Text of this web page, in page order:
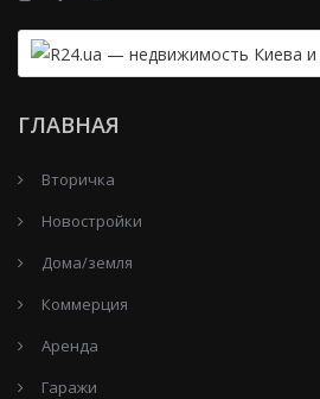
ГЛАВНАЯ
Вторичка
Новостройки
Дома/земля
Коммерция
Аренда
Гаражи